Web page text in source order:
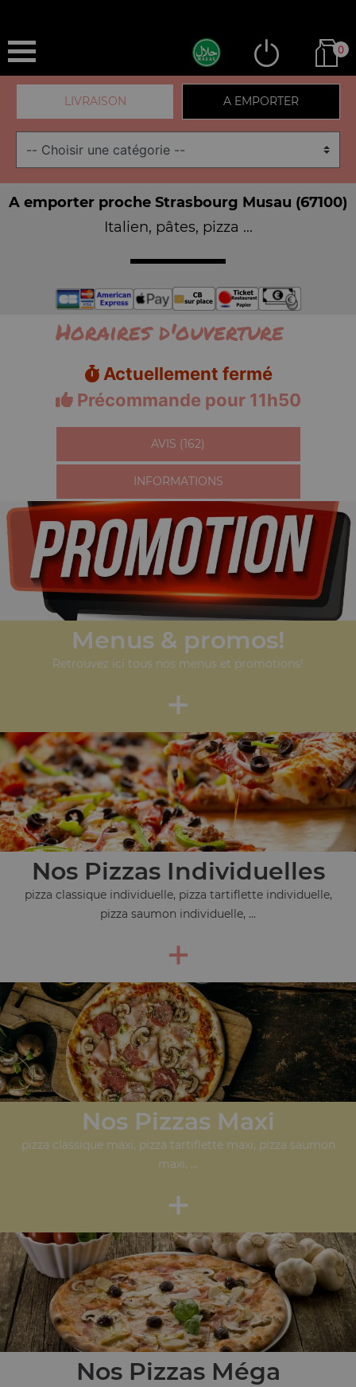
0
LIVRAISON A EMPORTER
A emporter proche Strasbourg Musau (67100)
Italien, pâtes, pizza ...
Horaires d'ouverture
Actuellement fermé
Précommande pour 11h50
AVIS (162)
INFORMATIONS
Menus & promos!
Retrouvez ici tous nos menus et promotions!
+
Nos Pizzas Individuelles
pizza classique individuelle, pizza tartiflette individuelle,
pizza saumon individuelle, ...
+
Nos Pizzas Maxi
pizza classique maxi, pizza tartiflette maxi, pizza saumon
maxi, ...
+
Nos Pizzas Méga